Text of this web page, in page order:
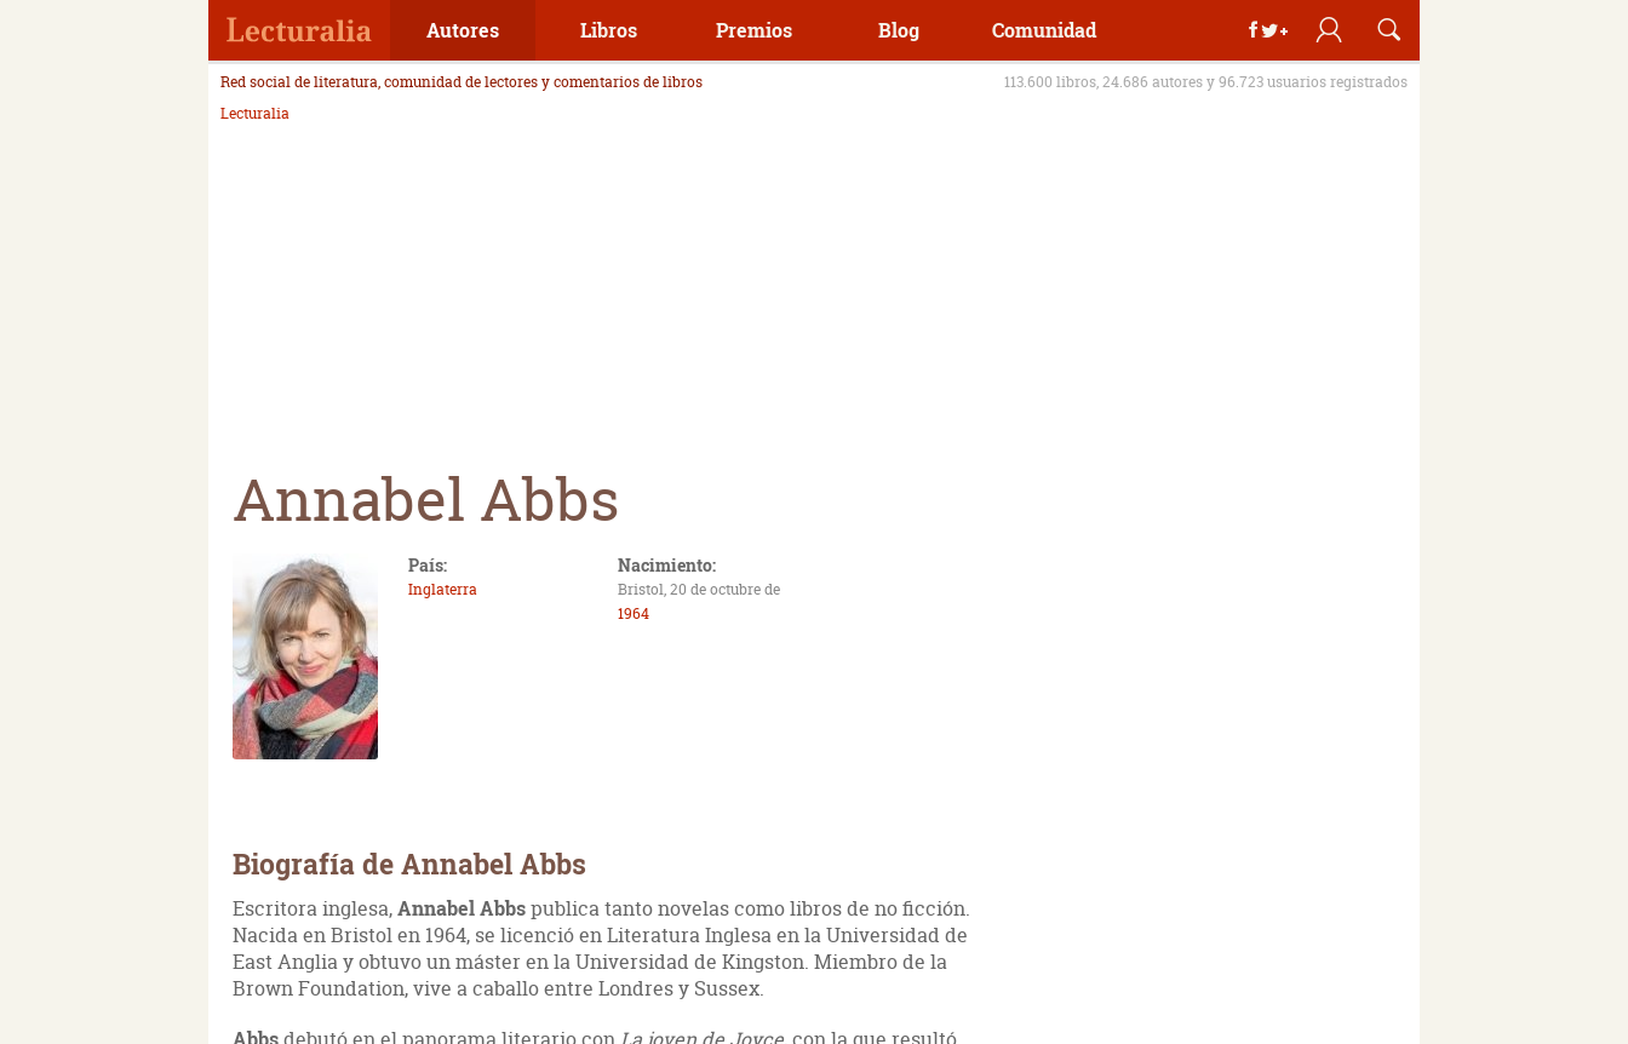
Autores Libros Premios Blog Comunidad
Red social de literatura, comunidad de lectores y comentarios de libros
113.600 libros, 24.686 autores y 96.723 usuarios registrados
Lecturalia
Annabel Abbs
País:
Inglaterra
Nacimiento:
Bristol, 20 de octubre de
1964
Biografía de Annabel Abbs
Escritora inglesa,Annabel Abbspublica tanto novelas como libros de no ficción.
Nacida en Bristol en 1964, se licenció en Literatura Inglesa en la Universidad de
East Anglia y obtuvo un máster en la Universidad de Kingston. Miembro de la
Brown Foundation, vive a caballo entre Londres y Sussex.
Abbs